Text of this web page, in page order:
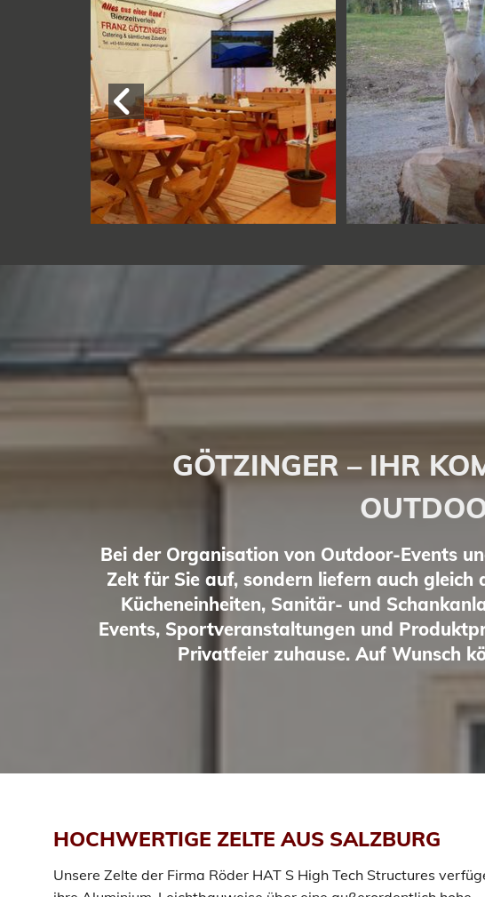
GÖTZINGER – IHR
Bei der Organisation von Outdoor-Events
Zelt für Sie auf, sondern liefern auch
Kücheneinheiten, Sanitär- und
Events, Sportveranstaltungen und
Privatfeier zuhause. Auf Wunsch
HOCHWERTIGE ZELTE AUS SALZBURG
Unsere Zelte der Firma Röder HAT S High Tech Structures